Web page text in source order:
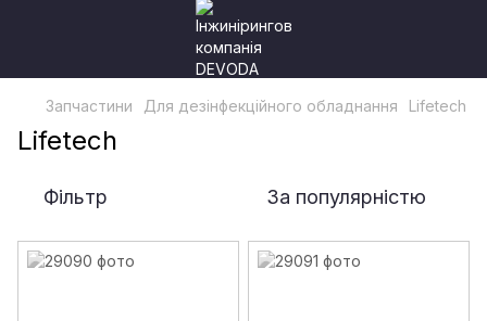
Запчастини Для дезінфекційного обладнання Lifetech
Lifetech
Фільтр За популярністю